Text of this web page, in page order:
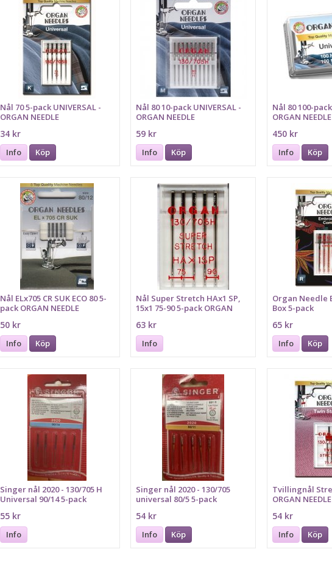
Nål 70 5-pack UNIVERSAL -
ORGAN NEEDLE
34 kr
Info Köp
Nål 80 10-pack UNIVERSAL -
ORGAN NEEDLE
59 kr
Info Köp
Nål 80 100-
ORGAN NEEDLE
450 kr
Info Köp
Nål ELx705 CR SUK ECO 80 5-
pack ORGAN NEEDLE
50 kr
Info Köp
Nål Super Stretch HAx1 SP,
15x1 75-90 5-pack ORGAN
63 kr
Info
Organ Needle
Box 5-pack
65 kr
Info Köp
Singer nål 2020 - 130/705 H
Universal 90/14 5-pack
55 kr
Info
Singer nål 2020 - 130/705
universal 80/5 5-pack
54 kr
Info Köp
Tvillingnål
ORGAN NEEDLE
54 kr
Info Köp